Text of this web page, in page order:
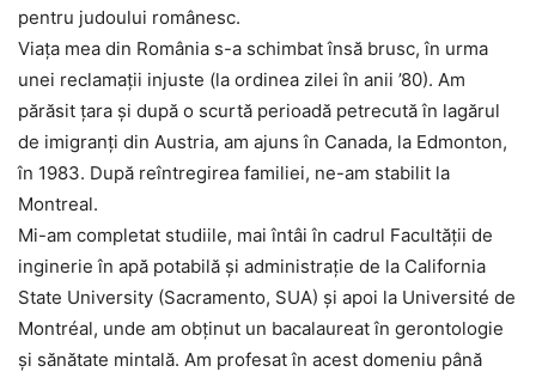
pentru judoului românesc.
Viața mea din România s-a schimbat însă brusc, în urma
unei reclamații injuste (la ordinea zilei în anii ’80). Am
părăsit țara și după o scurtă perioadă petrecută în lagărul
de imigranți din Austria, am ajuns în Canada, la Edmonton,
în 1983. După reîntregirea familiei, ne-am stabilit la
Montreal.
Mi-am completat studiile, mai întâi în cadrul Facultății de
inginerie în apă potabilă și administrație de la California
State University (Sacramento, SUA) și apoi la Université de
Montréal, unde am obținut un bacalaureat în gerontologie
și sănătate mintală. Am profesat în acest domeniu până